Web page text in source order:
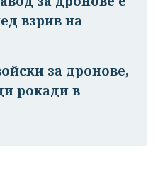
взрив на
за дронове,
рокади в